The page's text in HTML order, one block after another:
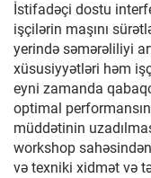
İstifadəçi dostu
işçilərin maşını
yerində səmərəliliyi
xüsusiyyətləri həm
eyni zamanda
optimal
müddətinin
workshop
və texniki xidmət və